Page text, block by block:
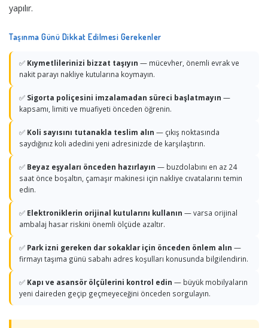
yapılır.
Taşınma Günü Dikkat Edilmesi Gerekenler
✅ Kıymetlilerinizi bizzat taşıyın — mücevher, önemli evrak ve
nakit parayı nakliye kutularına koymayın.
✅ Sigorta poliçesini imzalamadan süreci başlatmayın —
kapsamı, limiti ve muafiyeti önceden öğrenin.
✅ Koli sayısını tutanakla teslim alın — çıkış noktasında
saydığınız koli adedini yeni adresinizde de karşılaştırın.
✅ Beyaz eşyaları önceden hazırlayın — buzdolabını en az 24
saat önce boşaltın, çamaşır makinesi için nakliye cıvatalarını temin
edin.
✅ Elektroniklerin orijinal kutularını kullanın — varsa orijinal
ambalaj hasar riskini önemli ölçüde azaltır.
✅ Park izni gereken dar sokaklar için önceden önlem alın —
firmayı taşıma günü sabahı adres koşulları konusunda bilgilendirin.
✅ Kapı ve asansör ölçülerini kontrol edin — büyük mobilyaların
yeni daireden geçip geçmeyeceğini önceden sorgulayın.